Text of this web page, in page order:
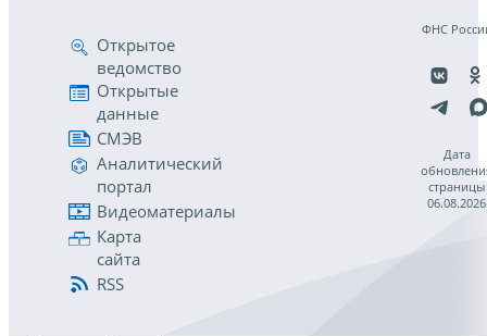
Открытое
ведомство
Открытые
данные
СМЭВ
Аналитический
портал
Видеоматериалы
Карта
сайта
RSS
ФНС
Дата
страницы
06.08.2026